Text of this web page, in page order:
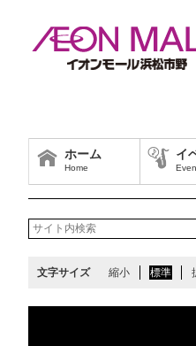
ホーム
Home
イ
文字サイズ 縮小 標準